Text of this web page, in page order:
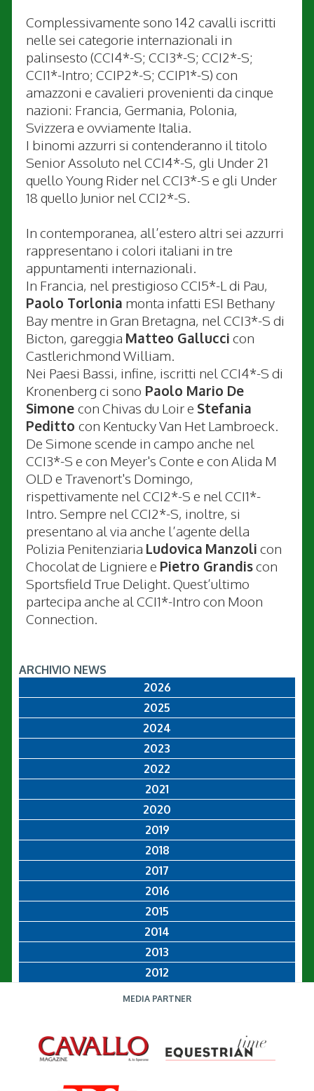
Complessivamente sono 142 cavalli iscritti
nelle sei categorie internazionali in
palinsesto (CCI4*-S; CCI3*-S; CCI2*-S;
CCI1*-Intro; CCIP2*-S; CCIP1*-S) con
amazzoni e cavalieri provenienti da cinque
nazioni: Francia, Germania, Polonia,
Svizzera e ovviamente Italia.
I binomi azzurri si contenderanno il titolo
Senior Assoluto nel CCI4*-S, gli Under 21
quello Young Rider nel CCI3*-S e gli Under
18 quello Junior nel CCI2*-S.
In contemporanea, all’estero altri sei azzurri
rappresentano i colori italiani in tre
appuntamenti internazionali.
In Francia, nel prestigioso CCI5*-L di Pau,
Paolo Torlonia monta infatti ESI Bethany
Bay mentre in Gran Bretagna, nel CCI3*-S di
Bicton, gareggia Matteo Gallucci con
Castlerichmond William.
Nei Paesi Bassi, infine, iscritti nel CCI4*-S di
Kronenberg ci sono Paolo Mario De
Simone con Chivas du Loir e Stefania
Peditto con Kentucky Van Het Lambroeck.
De Simone scende in campo anche nel
CCI3*-S e con Meyer's Conte e con Alida M
OLD e Travenort's Domingo,
rispettivamente nel CCI2*-S e nel CCI1*-
Intro. Sempre nel CCI2*-S, inoltre, si
presentano al via anche l’agente della
Polizia Penitenziaria Ludovica Manzoli con
Chocolat de Ligniere e Pietro Grandiscon
Sportsfield True Delight. Quest’ultimo
partecipa anche al CCI1*-Intro con Moon
Connection.
ARCHIVIO NEWS
2026
2025
2024
2023
2022
2021
2020
2019
2018
2017
2016
2015
2014
2013
2012
MEDIA PARTNER